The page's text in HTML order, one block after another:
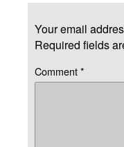
Your email
Required fields
Comment*